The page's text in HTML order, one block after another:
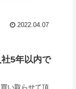
2022.04.07
5年以内で
い取らせて頂